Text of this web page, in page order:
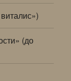
(до